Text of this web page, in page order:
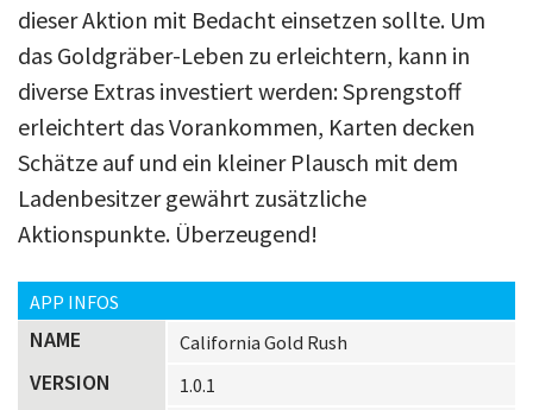
dieser Aktion mit Bedacht einsetzen sollte. Um
das Goldgräber-Leben zu erleichtern, kann in
diverse Extras investiert werden: Sprengstoff
erleichtert das Vorankommen, Karten decken
Schätze auf und ein kleiner Plausch mit dem
Ladenbesitzer gewährt zusätzliche
Aktionspunkte. Überzeugend!
APP INFOS
NAME California Gold Rush
VERSION 1.0.1